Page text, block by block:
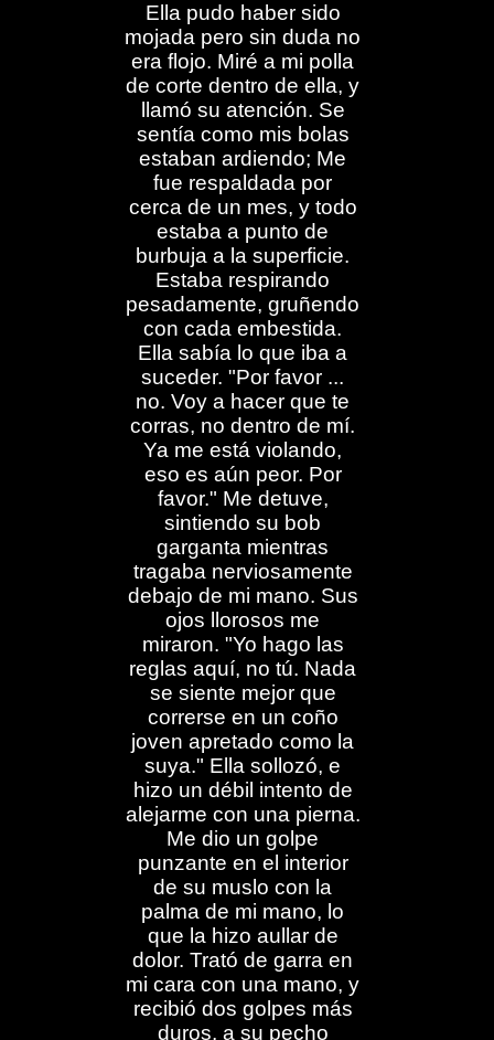
Ella pudo haber sido
mojada pero sin duda no
era flojo. Miré a mi polla
de corte dentro de ella, y
llamó su atención. Se
sentía como mis bolas
estaban ardiendo; Me
fue respaldada por
cerca de un mes, y todo
estaba a punto de
burbuja a la superficie.
Estaba respirando
pesadamente, gruñendo
con cada embestida.
Ella sabía lo que iba a
suceder. "Por favor ...
no. Voy a hacer que te
corras, no dentro de mí.
Ya me está violando,
eso es aún peor. Por
favor." Me detuve,
sintiendo su bob
garganta mientras
tragaba nerviosamente
debajo de mi mano. Sus
ojos llorosos me
miraron. "Yo hago las
reglas aquí, no tú. Nada
se siente mejor que
correrse en un coño
joven apretado como la
suya." Ella sollozó, e
hizo un débil intento de
alejarme con una pierna.
Me dio un golpe
punzante en el interior
de su muslo con la
palma de mi mano, lo
que la hizo aullar de
dolor. Trató de garra en
mi cara con una mano, y
recibió dos golpes más
duros, a su pecho